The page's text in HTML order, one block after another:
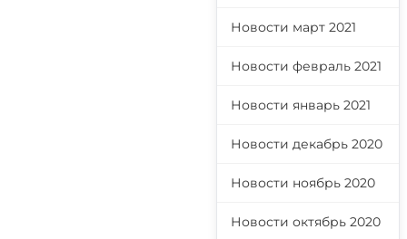
Новости март 2021
Новости февраль 2021
Новости январь 2021
Новости декабрь 2020
Новости ноябрь 2020
Новости октябрь 2020